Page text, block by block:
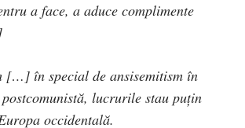
a face, a aduce complimente
[…] în special de ansisemitism în
lucrurile stau puțin
occidentală.